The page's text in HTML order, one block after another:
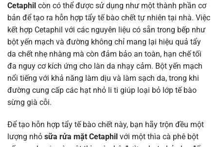
Cetaphil còn có thể được sử dụng như một thành phần cơ
bản để tạo ra hỗn hợp tẩy tế bào chết tự nhiên tại nhà. Việc
kết hợp Cetaphil với các nguyên liệu có sẵn trong bếp như
bột yến mạch và đường không chỉ mang lại hiệu quả tẩy
da chết nhẹ nhàng mà còn đảm bảo an toàn, hạn chế tối
đa nguy cơ kích ứng cho làn da nhạy cảm. Bột yến mạch
nổi tiếng với khả năng làm dịu và làm sạch da, trong khi
đường cung cấp các hạt nhỏ li ti giúp loại bỏ lớp tế bào
sừng già cỗi.
Để tạo hỗn hợp tẩy tế bào chết này, bạn hãy trộn đều một
lượng nhỏ sữa rửa mặt Cetaphil với một thìa cà phê bột